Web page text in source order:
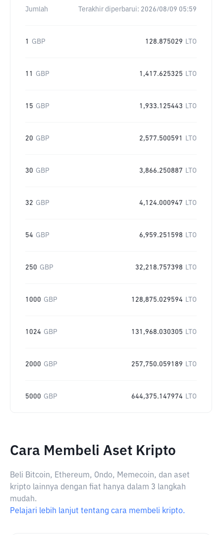
Jumlah Terakhir diperbarui: 2026/08/09 05:59
1 GBP 128.875029 LTO
11 GBP 1,417.625325 LTO
15 GBP 1,933.125443 LTO
20 GBP 2,577.500591 LTO
30 GBP 3,866.250887 LTO
32 GBP 4,124.000947 LTO
54 GBP 6,959.251598 LTO
250 GBP 32,218.757398 LTO
1000 GBP 128,875.029594 LTO
1024 GBP 131,968.030305 LTO
2000 GBP 257,750.059189 LTO
5000 GBP 644,375.147974 LTO
Cara Membeli Aset Kripto
Beli Bitcoin, Ethereum, Ondo, Memecoin, dan aset
kripto lainnya dengan fiat hanya dalam 3 langkah
mudah.
Pelajari lebih lanjut tentang cara membeli kripto.